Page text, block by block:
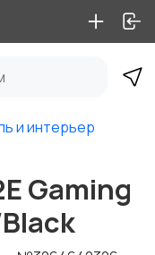
и интерьер
Gaming